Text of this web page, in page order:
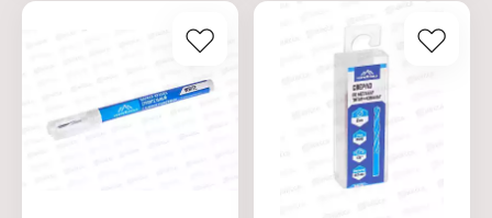
Рабочая длина: 40 мм
Угол заточки: 118
градусов
Рабочая длина: 50 мм
Форма хвостовика:
цилиндрический
Угол заточки: 118